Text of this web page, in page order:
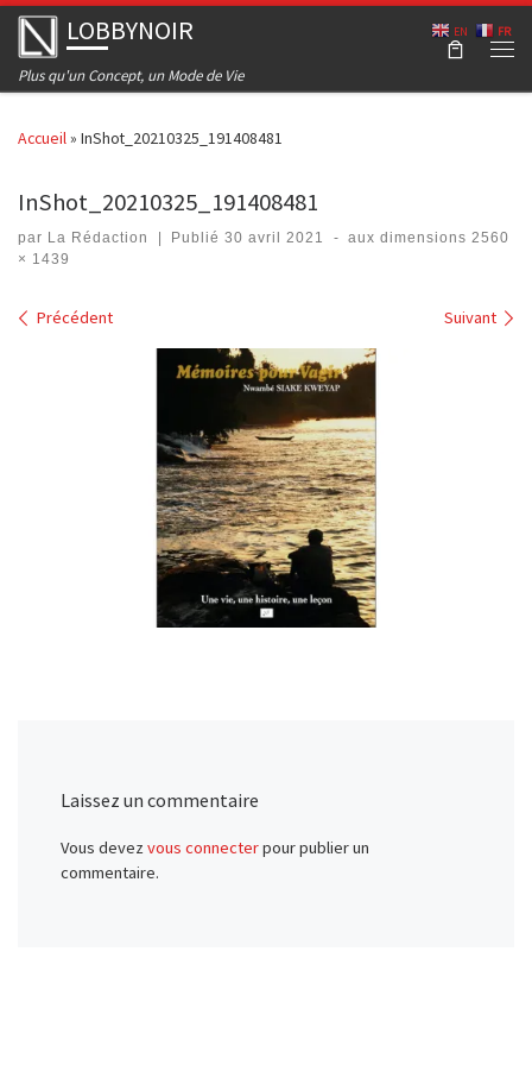
Skip to content
LOBBYNOIR
Plus qu'un Concept, un Mode de Vie
Accueil » InShot_20210325_191408481
InShot_20210325_191408481
par La Rédaction Publié30 avril 2021 - aux dimensions 2560
× 1439
Navigation dans les images
Précédent Suivant
Laissez un commentaire
Vous devezvous connecterpour publier un
commentaire.
EN FR